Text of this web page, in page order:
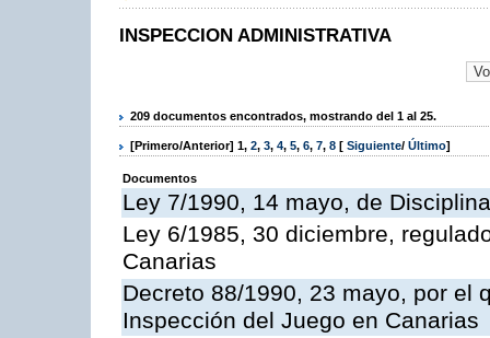
INSPECCION ADMINISTRATIVA
209 documentos encontrados, mostrando del 1 al 25.
[Primero/Anterior] 1, 2, 3, 4, 5, 6, 7, 8 [ Siguiente/ Último]
Documentos
Ley 7/1990, 14 mayo, de
Ley 6/1985, 30 diciembre,
Canarias
Decreto 88/1990, 23 mayo, por el
Inspección del Juego en Canarias